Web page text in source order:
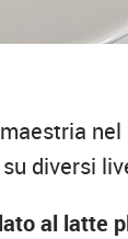
diversi
al latte